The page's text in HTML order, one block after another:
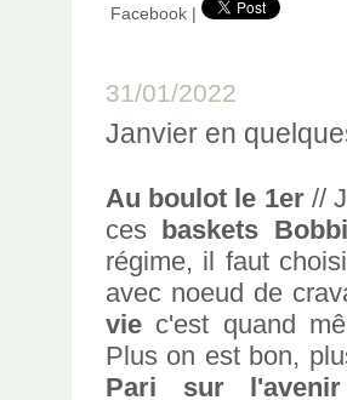
Facebook |
31/01/2022
Janvier en
Au boulot le 1er//
ces baskets
régime, il faut
avec noeud de
vie c'est quand
Plus on est bon,
Pari sur l'avenir